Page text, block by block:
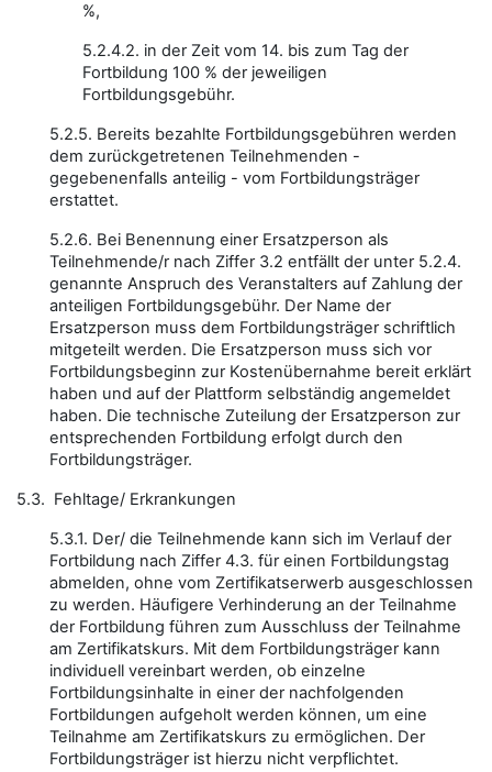
%,
5.2.4.2. in der Zeit vom 14. bis zum Tag der
Fortbildung 100 % der jeweiligen
Fortbildungsgebühr.
5.2.5. Bereits bezahlte Fortbildungsgebühren werden
dem zurückgetretenen Teilnehmenden -
gegebenenfalls anteilig - vom Fortbildungsträger
erstattet.
5.2.6. Bei Benennung einer Ersatzperson als
Teilnehmende/r nach Ziffer 3.2 entfällt der unter 5.2.4.
genannte Anspruch des Veranstalters auf Zahlung der
anteiligen Fortbildungsgebühr. Der Name der
Ersatzperson muss dem Fortbildungsträger schriftlich
mitgeteilt werden. Die Ersatzperson muss sich vor
Fortbildungsbeginn zur Kostenübernahme bereit erklärt
haben und auf der Plattform selbständig angemeldet
haben. Die technische Zuteilung der Ersatzperson zur
entsprechenden Fortbildung erfolgt durch den
Fortbildungsträger.
5.3. Fehltage/ Erkrankungen
5.3.1. Der/ die Teilnehmende kann sich im Verlauf der
Fortbildung nach Ziffer 4.3. für einen Fortbildungstag
abmelden, ohne vom Zertifikatserwerb ausgeschlossen
zu werden. Häufigere Verhinderung an der Teilnahme
der Fortbildung führen zum Ausschluss der Teilnahme
am Zertifikatskurs. Mit dem Fortbildungsträger kann
individuell vereinbart werden, ob einzelne
Fortbildungsinhalte in einer der nachfolgenden
Fortbildungen aufgeholt werden können, um eine
Teilnahme am Zertifikatskurs zu ermöglichen. Der
Fortbildungsträger ist hierzu nicht verpflichtet.